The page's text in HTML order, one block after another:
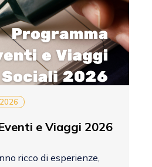
e Viaggi 2026
ricco di esperienze,